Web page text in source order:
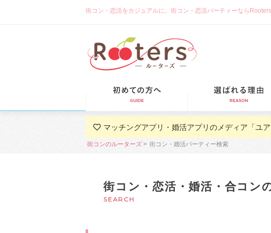
街コン・恋活をカジュアルに。街コン・恋活パーティーなら
マッチングアプリ・婚活アプリのメディア「ユア
街コンのルーターズ 街コン・婚活パーティー検索
街コン・恋活・婚活・合コン
SEARCH